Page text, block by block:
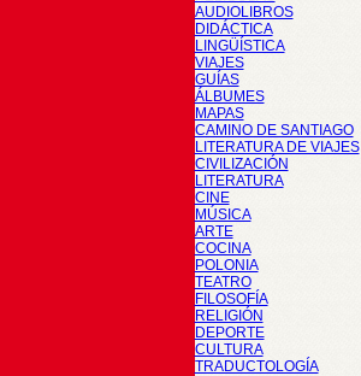
AUDIOLIBROS
DIDÁCTICA
LINGÜÍSTICA
VIAJES
GUÍAS
ÁLBUMES
MAPAS
CAMINO DE SANTIAGO
LITERATURA DE VIAJES
CIVILIZACIÓN
LITERATURA
CINE
MÚSICA
ARTE
COCINA
POLONIA
TEATRO
FILOSOFÍA
RELIGIÓN
DEPORTE
CULTURA
TRADUCTOLOGÍA